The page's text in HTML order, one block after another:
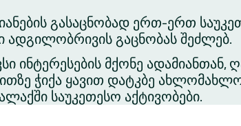
გასაცნობად ერთ-ერთ
ადგილობრივის გაცნობას შეძლებ.
ინტერესების მქონე
ჭიქა ყავით დატკბე ახლომახლო
საუკეთესო აქტივობები.